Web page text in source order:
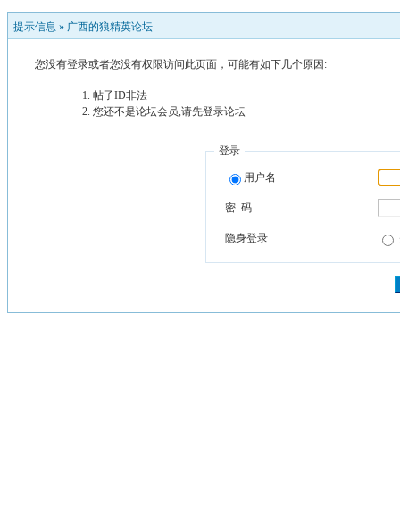
提示信息 » 广西的狼精英论坛
您没有登录或者您没有权限访问此页面，可能有如下几个原因:
帖子ID非法
您还不是论坛会员,请先登录论坛
登录
用户名
密 码
隐身登录